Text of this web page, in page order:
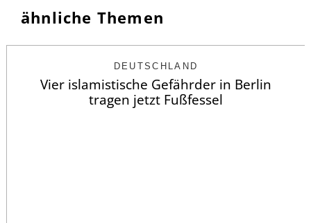
ähnliche Themen
DEUTSCHLAND
Vier islamistische Gefährder in Berlin
tragen jetzt Fußfessel